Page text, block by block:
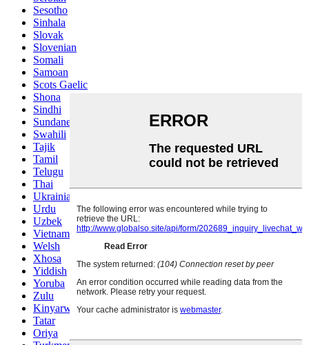
Sesotho
Sinhala
Slovak
Slovenian
Somali
Samoan
Scots Gaelic
Shona
Sindhi
Sundanese
Swahili
Tajik
Tamil
Telugu
Thai
Ukrainian
Urdu
Uzbek
Vietnamese
Welsh
Xhosa
Yiddish
Yoruba
Zulu
Kinyarwanda
Tatar
Oriya